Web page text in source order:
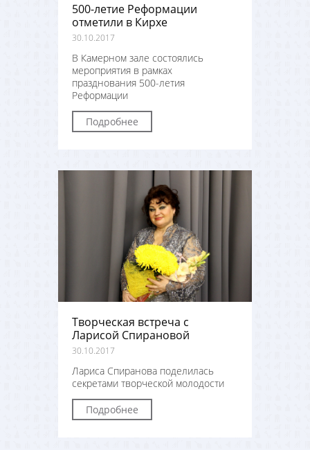
500-летие Реформации
отметили в Кирхе
30.10.2017
В Камерном зале состоялись
мероприятия в рамках
празднования 500-летия
Реформации
Подробнее
Творческая встреча с
Ларисой Спирановой
30.10.2017
Лариса Спиранова поделилась
секретами творческой молодости
Подробнее